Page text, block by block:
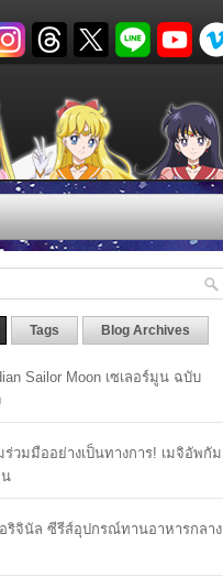
Tags Blog Archives
Sailor Moon เซเลอร์มูน ฉบับ
วมมืออย่างเป็นทางการ! เมจิอัพกัม
น
ริจินัล ซีรีส์อุปกรณ์ทานอาหารกลาง